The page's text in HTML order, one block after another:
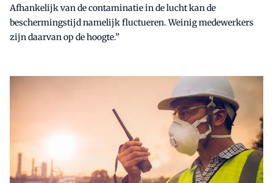
Afhankelijk van de contaminatie in de lucht kan de
beschermingstijd namelijk fluctueren. Weinig medewerkers
zijn daarvan op de hoogte.”